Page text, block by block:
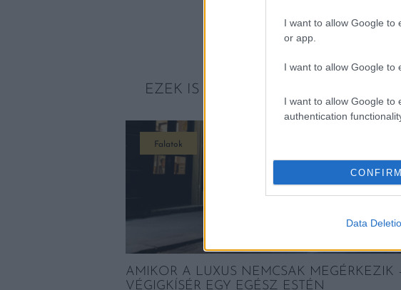
I want to allow Google to
or app.
I want to allow Google to
I want to allow Google to
authentication
CONFIRM
Data
EZEK IS ÉRDEKELHETNEK
Falatok
AMIKOR A LUXUS NEMCSAK MEGÉRKEZIK
VÉGIGKÍSÉR EGY EGÉSZ ESTÉN